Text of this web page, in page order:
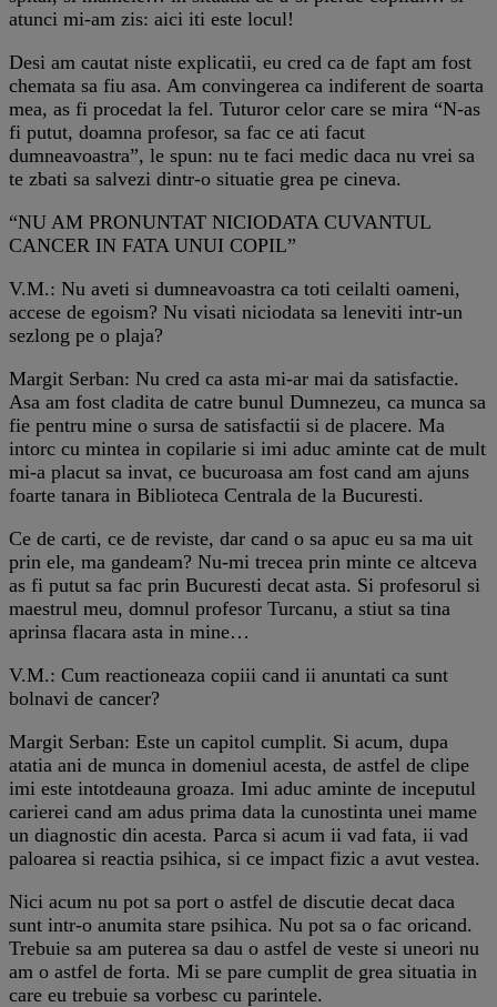
atunci mi-am zis: aici iti este locul!
Desi am cautat niste explicatii, eu cred ca de fapt am fost
chemata sa fiu asa. Am convingerea ca indiferent de soarta
mea, as fi procedat la fel. Tuturor celor care se mira “N-as
fi putut, doamna profesor, sa fac ce ati facut
dumneavoastra”, le spun: nu te faci medic daca nu vrei sa
te zbati sa salvezi dintr-o situatie grea pe cineva.
“NU AM PRONUNTAT NICIODATA CUVANTUL
CANCER IN FATA UNUI COPIL”
V.M.: Nu aveti si dumneavoastra ca toti ceilalti oameni,
accese de egoism? Nu visati niciodata sa leneviti intr-un
sezlong pe o plaja?
Margit Serban: Nu cred ca asta mi-ar mai da satisfactie.
Asa am fost cladita de catre bunul Dumnezeu, ca munca sa
fie pentru mine o sursa de satisfactii si de placere. Ma
intorc cu mintea in copilarie si imi aduc aminte cat de mult
mi-a placut sa invat, ce bucuroasa am fost cand am ajuns
foarte tanara in Biblioteca Centrala de la Bucuresti.
Ce de carti, ce de reviste, dar cand o sa apuc eu sa ma uit
prin ele, ma gandeam? Nu-mi trecea prin minte ce altceva
as fi putut sa fac prin Bucuresti decat asta. Si profesorul si
maestrul meu, domnul profesor Turcanu, a stiut sa tina
aprinsa flacara asta in mine…
V.M.: Cum reactioneaza copiii cand ii anuntati ca sunt
bolnavi de cancer?
Margit Serban: Este un capitol cumplit. Si acum, dupa
atatia ani de munca in domeniul acesta, de astfel de clipe
imi este intotdeauna groaza. Imi aduc aminte de inceputul
carierei cand am adus prima data la cunostinta unei mame
un diagnostic din acesta. Parca si acum ii vad fata, ii vad
paloarea si reactia psihica, si ce impact fizic a avut vestea.
Nici acum nu pot sa port o astfel de discutie decat daca
sunt intr-o anumita stare psihica. Nu pot sa o fac oricand.
Trebuie sa am puterea sa dau o astfel de veste si uneori nu
am o astfel de forta. Mi se pare cumplit de grea situatia in
care eu trebuie sa vorbesc cu parintele.